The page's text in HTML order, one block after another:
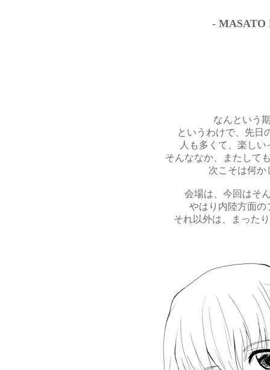
- MASATO
なんという
というわけで、先日
人も多くて、楽し
そんななか、またして
次こそは何か
会場は、今回はそ
やはり内陸方面の
それ以外は、まった